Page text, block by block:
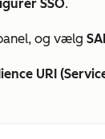
SSO.
og vælg
URI